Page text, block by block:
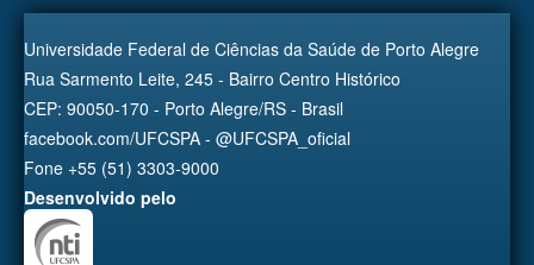
Universidade Federal de Ciências da Saúde de Porto Alegre
Rua Sarmento Leite, 245 - Bairro Centro Histórico
CEP: 90050-170 - Porto Alegre/RS - Brasil
facebook.com/UFCSPA - @UFCSPA_oficial
Fone +55 (51) 3303-9000
Desenvolvido pelo